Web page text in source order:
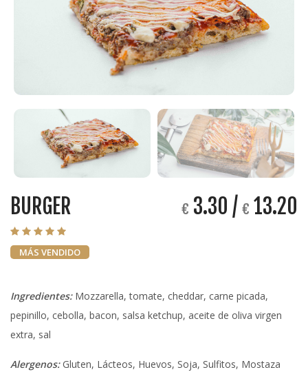
BURGER € 3.30 / € 13.20
MÁS VENDIDO
Ingredientes:Mozzarella, tomate, cheddar, carne picada,
pepinillo, cebolla, bacon, salsa ketchup, aceite de oliva virgen
extra, sal
Alergenos:Gluten, Lácteos, Huevos, Soja, Sulfitos, Mostaza